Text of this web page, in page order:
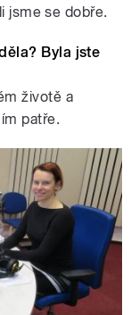
to
jsme se dobře.
Byla jste
životě a
patře.